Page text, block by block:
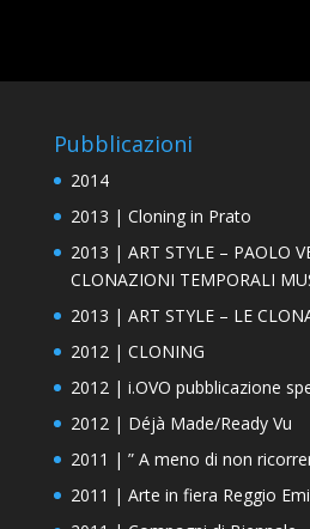
CLONAZIONI TEMPORALI
2013 | ART STYLE – LE
2012 | CLONING
2012 | i.OVO pubblicazione
2012 | Déjà Made/Ready Vu
2011 | ” A meno di non
2011 | Arte in fiera Reggio
2011 | Compagni di Biennale
2011 | i.OVO pubblicazione
Critici